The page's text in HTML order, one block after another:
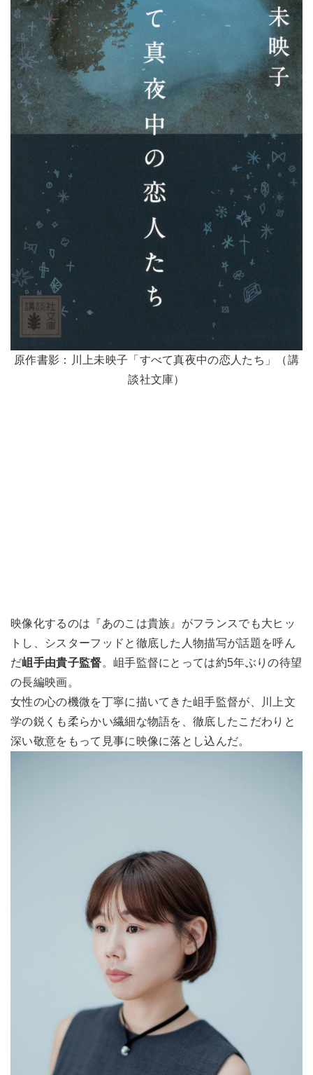
原作書影：川上未映子「すべて真夜中の恋人たち」（講
談社文庫）
映像化するのは『あのこは貴族』がフランスでも大ヒッ
トし、シスターフッドと徹底した人物描写が話題を呼ん
だ岨手由貴子監督。岨手監督にとっては約5年ぶりの待望
の長編映画。
女性の心の機微を丁寧に描いてきた岨手監督が、川上文
学の鋭くも柔らかい繊細な物語を、徹底したこだわりと
深い敬意をもって見事に映像に落とし込んだ。